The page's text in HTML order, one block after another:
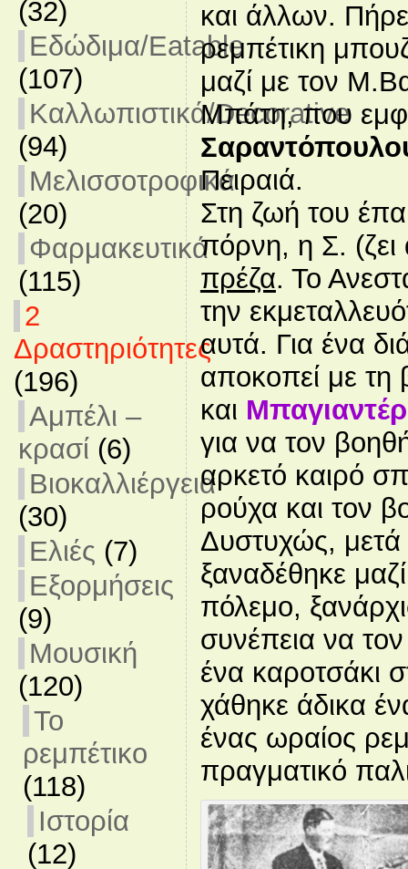
(32)
Εδώδιμα/Eatable
(107)
Καλλωπιστικά/Decorative
(94)
Μελισσοτροφικά
(20)
Φαρμακευτικά
(115)
2
Δραστηριότητες
(196)
Αμπέλι –
κρασί (6)
Βιοκαλλιέργεια
(30)
Ελιές (7)
Εξορμήσεις
(9)
Μουσική
(120)
Το
ρεμπέτικο
(118)
Ιστορία
(12)
και άλλων.
ρεμπέτικη
μαζί με τον
Μπάτη, που
Πειραιά.
Στη ζωή του
πόρνη, η Σ.
πρέζα. Το
την
αυτά. Για ένα
αποκοπεί με τη
και
για να τον
αρκετό καιρό
ρούχα και τον
Δυστυχώς,
ξαναδέθηκε
πόλεμο,
συνέπεια να
ένα καροτσάκι
χάθηκε άδικα
ένας ωραίος
πραγματικό